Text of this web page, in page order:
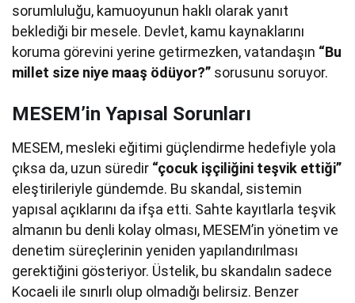
sorumluluğu, kamuoyunun haklı olarak yanıt
beklediği bir mesele. Devlet, kamu kaynaklarını
koruma görevini yerine getirmezken, vatandaşın “Bu
millet size niye maaş ödüyor?” sorusunu soruyor.
MESEM’in Yapısal Sorunları
MESEM, mesleki eğitimi güçlendirme hedefiyle yola
çıksa da, uzun süredir “çocuk işçiliğini teşvik ettiği”
eleştirileriyle gündemde. Bu skandal, sistemin
yapısal açıklarını da ifşa etti. Sahte kayıtlarla teşvik
almanın bu denli kolay olması, MESEM’in yönetim ve
denetim süreçlerinin yeniden yapılandırılması
gerektiğini gösteriyor. Üstelik, bu skandalın sadece
Kocaeli ile sınırlı olup olmadığı belirsiz. Benzer